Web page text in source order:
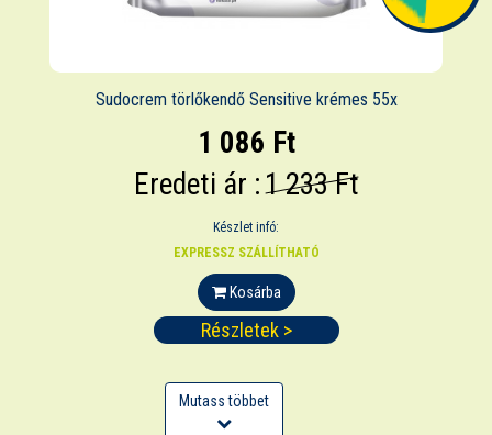
Sudocrem törlőkendő Sensitive krémes 55x
1 086 Ft
Eredeti ár :1 233 Ft
Készlet infó:
EXPRESSZ SZÁLLÍTHATÓ
Kosárba
Részletek >
Mutass többet